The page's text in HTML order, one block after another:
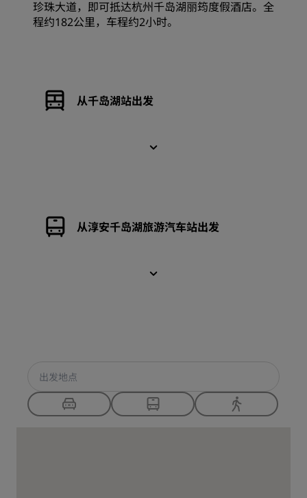
珍珠大道，即可抵达杭州千岛湖丽筠度假酒店。全
程约182公里，车程约2小时。
从千岛湖站出发
从淳安千岛湖旅游汽车站出发